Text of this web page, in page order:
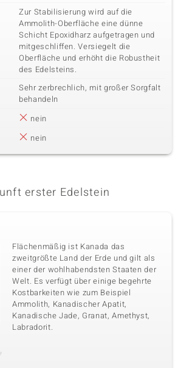
Zur Stabilisierung wird auf die
Ammolith-Oberfläche eine dünne
Schicht Epoxidharz aufgetragen und
mitgeschliffen. Versiegelt die
Oberfläche und erhöht die Robustheit
des Edelsteins.
Sehr zerbrechlich, mit großer Sorgfalt
behandeln
nein
nein
erster Edelstein
Flächenmäßig ist Kanada das
zweitgrößte Land der Erde und gilt als
einer der wohlhabendsten Staaten der
Welt. Es verfügt über einige begehrte
Kostbarkeiten wie zum Beispiel
Ammolith, Kanadischer Apatit,
Kanadische Jade, Granat, Amethyst,
Labradorit.